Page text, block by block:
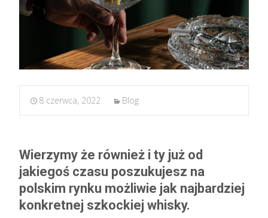
8 czerwca, 2022 Blog
Wierzymy że również i ty już od
jakiegoś czasu poszukujesz na
polskim rynku możliwie jak najbardziej
konkretnej szkockiej whisky.